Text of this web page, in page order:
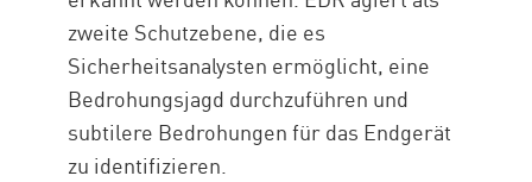
zweite Schutzebene, die es
Sicherheitsanalysten ermöglicht, eine
Bedrohungsjagd durchzuführen und
subtilere Bedrohungen für das Endgerät
zu identifizieren.